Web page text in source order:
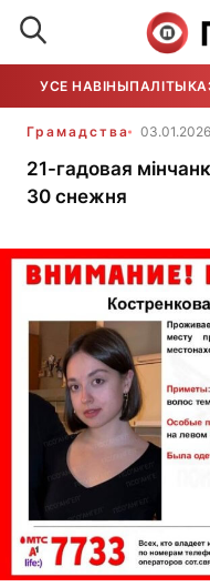
УСЕ НАВІНЫПАЛІТЫКА
Грамадства 03.01.2026
21-гадовая
30 снежня